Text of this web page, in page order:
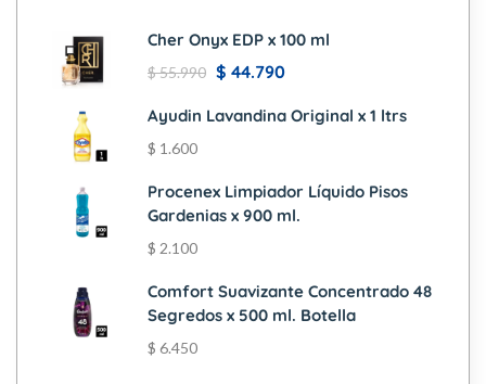
Cher Onyx EDP x 100 ml
$55.990 $ 44.790
Ayudin Lavandina Original x 1 ltrs
$ 1.600
Procenex Limpiador Líquido Pisos
Gardenias x 900 ml.
$ 2.100
Comfort Suavizante Concentrado 48
Segredos x 500 ml. Botella
$ 6.450